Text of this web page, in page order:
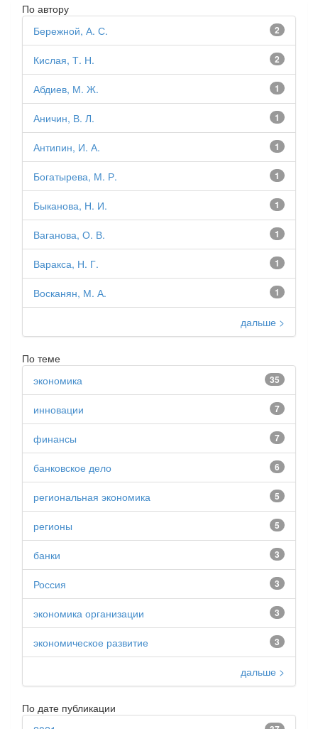
По автору
2
Бережной, А. С.
2
Кислая, Т. Н.
1
Абдиев, М. Ж.
1
Аничин, В. Л.
1
Антипин, И. А.
1
Богатырева, М. Р.
1
Быканова, Н. И.
1
Ваганова, О. В.
1
Варакса, Н. Г.
1
Восканян, М. А.
дальше >
По теме
35
экономика
7
инновации
7
финансы
6
банковское дело
5
региональная экономика
5
регионы
3
банки
3
Россия
3
экономика организации
3
экономическое развитие
дальше >
По дате публикации